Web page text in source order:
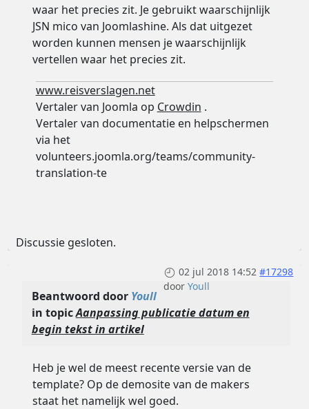
waar het precies zit. Je gebruikt waarschijnlijk
JSN mico van Joomlashine. Als dat uitgezet
worden kunnen mensen je waarschijnlijk
vertellen waar het precies zit.
www.reisverslagen.net
Vertaler van Joomla op Crowdin .
Vertaler van documentatie en helpschermen
via het
volunteers.joomla.org/teams/community-
translation-te
Discussie gesloten.
02 jul 2018 14:52 #17298
doorYoull
Beantwoord door Youll
in topicAanpassing publicatie datum en
begin tekst in artikel
Heb je wel de meest recente versie van de
template? Op de demosite van de makers
staat het namelijk wel goed.